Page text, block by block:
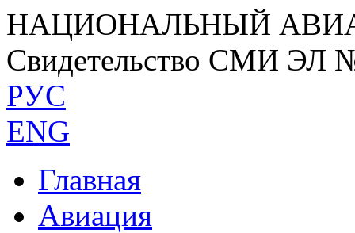
НАЦИОНАЛЬНЫЙ
Свидетельство СМИ ЭЛ
РУС
ENG
Главная
Авиация